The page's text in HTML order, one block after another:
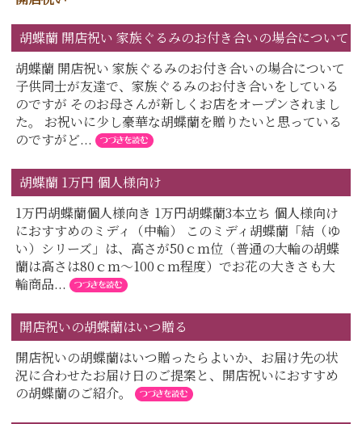
胡蝶蘭 開店祝い 家族ぐるみのお付き合いの場合について
胡蝶蘭 開店祝い 家族ぐるみのお付き合いの場合について
子供同士が友達で、家族ぐるみのお付き合いをしている
のですが そのお母さんが新しくお店をオープンされまし
た。 お祝いに少し豪華な胡蝶蘭を贈りたいと思っている
のですがど...
胡蝶蘭 1万円 個人様向け
1万円胡蝶蘭個人様向き 1万円胡蝶蘭3本立ち 個人様向け
におすすめのミディ（中輪） このミディ胡蝶蘭「結（ゆ
い）シリーズ」は、高さが50ｃｍ位（普通の大輪の胡蝶
蘭は高さは80ｃｍ～100ｃｍ程度）でお花の大きさも大
輪商品...
開店祝いの胡蝶蘭はいつ贈る
開店祝いの胡蝶蘭はいつ贈ったらよいか、お届け先の状
況に合わせたお届け日のご提案と、開店祝いにおすすめ
の胡蝶蘭のご紹介。